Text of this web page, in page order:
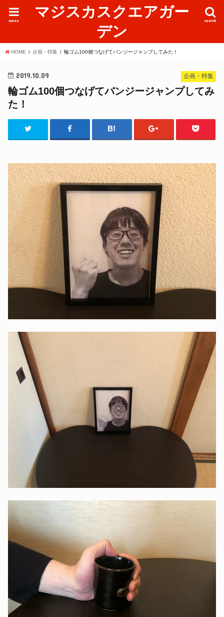
マジスカスクエアガー
デン
search
menu
HOME 企画・特集 輪ゴム100個つなげてバンジージャンプしてみた！
企画・特集
2019.10.09
輪ゴム100個つなげてバンジージャンプしてみ
た！